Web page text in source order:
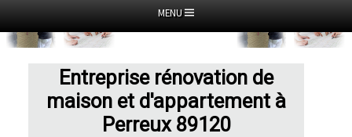
MENU
Entreprise rénovation de
maison et d'appartement à
Perreux 89120